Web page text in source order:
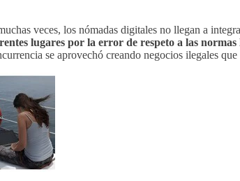
veces, los nómadas digitales no llegan a
lugares por la error de respeto a las normas
se aprovechó creando negocios ilegales